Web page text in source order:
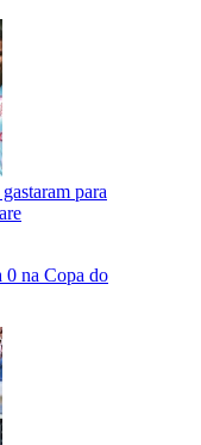
para
0 na Copa do